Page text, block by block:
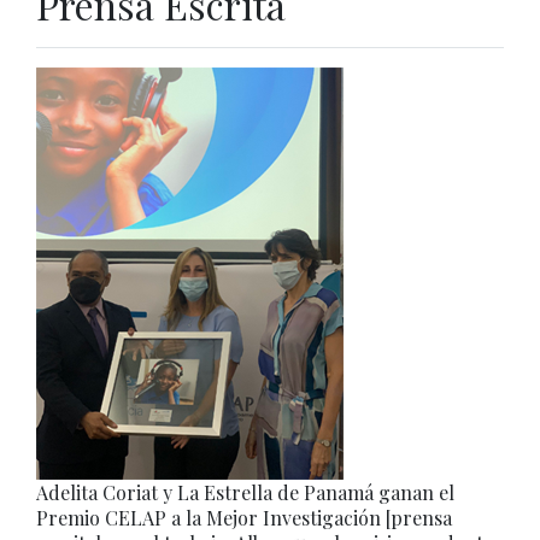
Adelita Coriat y La Estrella de Panamá ganan el
Premio CELAP a la Mejor Investigación [prensa